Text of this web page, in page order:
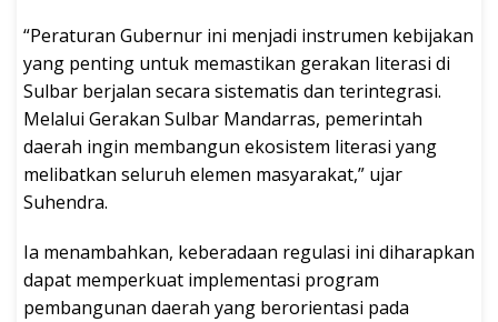
“Peraturan Gubernur ini menjadi instrumen kebijakan
yang penting untuk memastikan gerakan literasi di
Sulbar berjalan secara sistematis dan terintegrasi.
Melalui Gerakan Sulbar Mandarras, pemerintah
daerah ingin membangun ekosistem literasi yang
melibatkan seluruh elemen masyarakat,” ujar
Suhendra.
Ia menambahkan, keberadaan regulasi ini diharapkan
dapat memperkuat implementasi program
pembangunan daerah yang berorientasi pada